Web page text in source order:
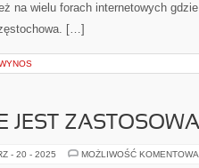
na wielu forach internetowych
[…]
JEST
- 20 - 2025 MOŻLIWOŚĆ